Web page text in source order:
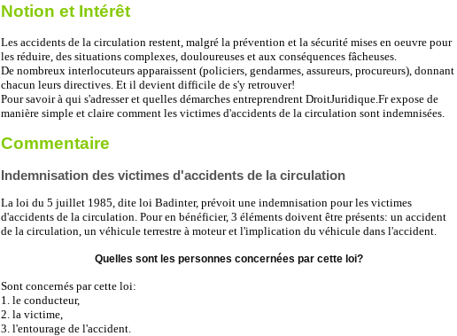
Notion et Intérêt
Les accidents de la circulation restent, malgré la prévention et la sécurité mises en oeuvre pour
les réduire, des situations complexes, douloureuses et aux conséquences fâcheuses.
De nombreux interlocuteurs apparaissent (policiers, gendarmes, assureurs, procureurs), donnant
chacun leurs directives. Et il devient difficile de s'y retrouver!
Pour savoir à qui s'adresser et quelles démarches entreprendrent DroitJuridique.Fr expose de
manière simple et claire comment les victimes d'accidents de la circulation sont indemnisées.
Commentaire
Indemnisation des victimes d'accidents de la circulation
La loi du 5 juillet 1985, dite loi Badinter, prévoit une indemnisation pour les victimes
d'accidents de la circulation. Pour en bénéficier, 3 éléments doivent être présents: un accident
de la circulation, un véhicule terrestre à moteur et l'implication du véhicule dans l'accident.
Quelles sont les personnes concernées par cette loi?
Sont concernés par cette loi:
1. le conducteur,
2. la victime,
3. l'entourage de l'accident.